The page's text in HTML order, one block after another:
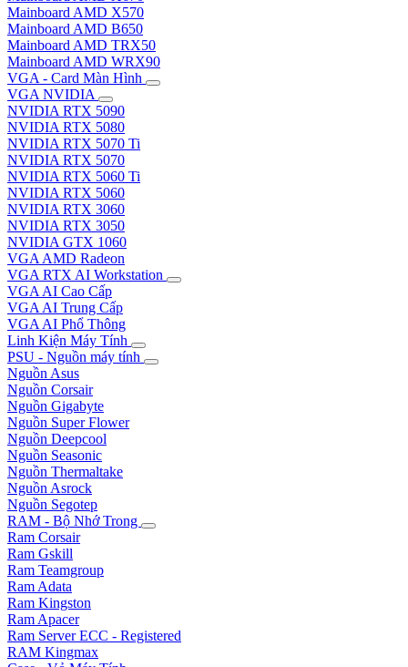
Mainboard AMD X570
Mainboard AMD B650
Mainboard AMD TRX50
Mainboard AMD WRX90
VGA - Card Màn Hình
VGA NVIDIA
NVIDIA RTX 5090
NVIDIA RTX 5080
NVIDIA RTX 5070 Ti
NVIDIA RTX 5070
NVIDIA RTX 5060 Ti
NVIDIA RTX 5060
NVIDIA RTX 3060
NVIDIA RTX 3050
NVIDIA GTX 1060
VGA AMD Radeon
VGA RTX AI Workstation
VGA AI Cao Cấp
VGA AI Trung Cấp
VGA AI Phổ Thông
Linh Kiện Máy Tính
PSU - Nguồn máy tính
Nguồn Asus
Nguồn Corsair
Nguồn Gigabyte
Nguồn Super Flower
Nguồn Deepcool
Nguồn Seasonic
Nguồn Thermaltake
Nguồn Asrock
Nguồn Segotep
RAM - Bộ Nhớ Trong
Ram Corsair
Ram Gskill
Ram Teamgroup
Ram Adata
Ram Kingston
Ram Apacer
Ram Server ECC - Registered
RAM Kingmax